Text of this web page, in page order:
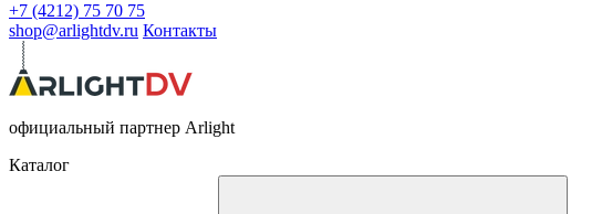
+7 (4212) 75 70 75
shop@arlightdv.ru Контакты
официальный партнер Arlight
Каталог